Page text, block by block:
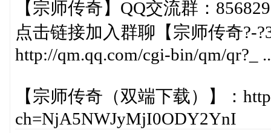
【宗师传奇】QQ交流群：
点击链接加入群聊【宗师传奇?-
http://qm.qq.com/cgi-bin/qm/qr?_
【宗师传奇（双端下载）】：
ch=NjA5NWJyMjI0ODY2YnI